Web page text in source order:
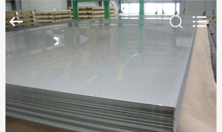
ДОМОЙ
ПРОДУКТЫ
ВИДЕОЗАПИСИ
WUXI
HONGJINMILAI
STEEL
CO.,LTD.